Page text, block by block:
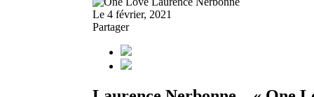
Le 4 février, 2021
Partager